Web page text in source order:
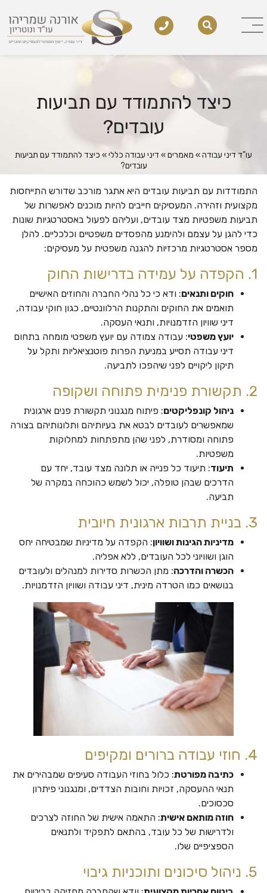
כיצד להתמודד עם תביעות
עובדים?
עו"ד דיני עבודה» מאמרים»דיני עבודה כללי» כיצד להתמודד עם תביעות
עובדים?
התמודדות עם תביעות עובדים היא אתגר מורכב שדורש התייחסות
מקצועית וזהירה. המעסיקים חייבים להיות מוכנים לאפשרות של
תביעות משפטיות מצד עובדים, ועליהם לפעול באסטרטגיות שונות
כדי להגן על עצמם ולהימנע מהפסדים משפטיים וכלכליים. להלן
מספר אסטרטגיות מרכזיות להגנה משפטית על מעסיקים:
1. הקפדה על עמידה בדרישות החוק
חוקים ותנאים: ודא כי כל נהלי החברה והחוזים האישיים
תואמים את החוקים והתקנות הרלוונטיים, כגון חוקי עבודה,
דיני שוויון הזדמנויות, ותנאי העסקה.
יועץ משפטי: עבודה צמודה עם יועץ משפטי מומחה בתחום
דיני עבודה תסייע במניעת הפרות פוטנציאליות ותקל על
תיקון ליקויים לפני שיהפכו לתביעה.
2. תקשורת פנימית פתוחה ושקופה
ניהול קונפליקטים: פיתוח מנגנוני תקשורת פנים ארגונית
שמאפשרים לעובדים לבטא את בעיותיהם ותלונותיהם בצורה
פתוחה ומסודרת, לפני שהן מתפתחות למחלוקות
משפטיות.
תיעוד: תיעוד כל פנייה או תלונה מצד עובד, יחד עם
הדרכים שבהן טופלה, יכול לשמש כהוכחה במקרה של
תביעה.
3. בניית תרבות ארגונית חיובית
מדיניות הגינות ושוויון: הקפדה על מדיניות שמבטיחה יחס
הוגן ושוויוני לכל העובדים, ללא אפליה.
הכשרה והדרכה: מתן הכשרות סדירות למנהלים ולעובדים
בנושאים כמו הטרדה מינית, דיני עבודה ושוויון הזדמנויות.
4. חוזי עבודה ברורים ומקיפים
כתיבה מפורטת: כלול בחוזי העבודה סעיפים שמבהירים את
תנאי ההעסקה, זכויות וחובות הצדדים, ומנגנוני פיתרון
סכסוכים.
חוזה מותאם אישית: התאמה אישית של החוזה לצרכים
ולדרישות של כל עובד, בהתאם לתפקיד ולתנאים
הספציפיים שלו.
5. ניהול סיכונים ותוכניות גיבוי